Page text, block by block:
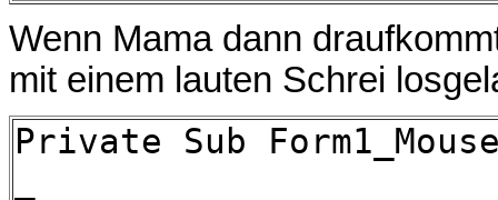
Wenn Mama dann
mit einem lauten Schrei
Private Sub